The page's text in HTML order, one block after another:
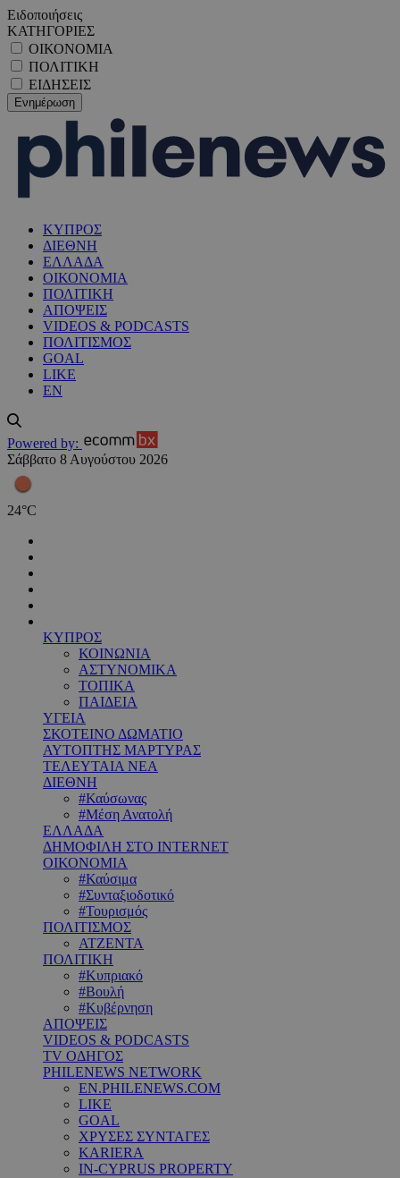
Ειδοποιήσεις
ΚΑΤΗΓΟΡΙΕΣ
ΟΙΚΟΝΟΜΙΑ
ΠΟΛΙΤΙΚΗ
ΕΙΔΗΣΕΙΣ
ΚΥΠΡΟΣ
ΔΙΕΘΝΗ
ΕΛΛΑΔΑ
ΟΙΚΟΝΟΜΙΑ
ΠΟΛΙΤΙΚΗ
ΑΠΟΨΕΙΣ
VIDEOS & PODCASTS
ΠΟΛΙΤΙΣΜΟΣ
GOAL
LIKE
EN
Powered by:
Σάββατο 8 Αυγούστου 2026
24°C
ΚΥΠΡΟΣ
ΚΟΙΝΩΝΙΑ
ΑΣΤΥΝΟΜΙΚΑ
ΤΟΠΙΚΑ
ΠΑΙΔΕΙΑ
ΥΓΕΙΑ
ΣΚΟΤΕΙΝΟ ΔΩΜΑΤΙΟ
ΑΥΤΟΠΤΗΣ ΜΑΡΤΥΡΑΣ
ΤΕΛΕΥΤΑΙΑ ΝΕΑ
ΔΙΕΘΝΗ
#Καύσωνας
#Μέση Ανατολή
ΕΛΛΑΔΑ
ΔΗΜΟΦΙΛΗ ΣΤΟ INTERNET
ΟΙΚΟΝΟΜΙΑ
#Καύσιμα
#Συνταξιοδοτικό
#Τουρισμός
ΠΟΛΙΤΙΣΜΟΣ
ΑΤΖΕΝΤΑ
ΠΟΛΙΤΙΚΗ
#Κυπριακό
#Βουλή
#Κυβέρνηση
ΑΠΟΨΕΙΣ
VIDEOS & PODCASTS
TV ΟΔΗΓΟΣ
PHILENEWS NETWORK
EN.PHILENEWS.COM
LIKE
GOAL
ΧΡΥΣΕΣ ΣΥΝΤΑΓΕΣ
KARIERA
IN-CYPRUS PROPERTY